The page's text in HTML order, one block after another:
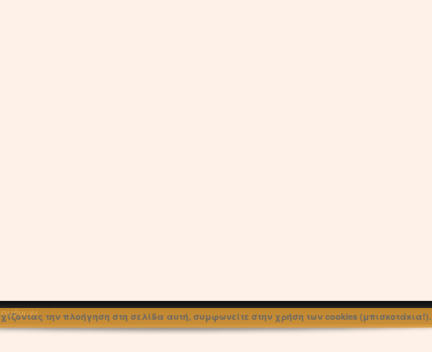
την πλοήγηση στη σελίδα αυτή, συμφωνείτε στην χρήση των cookies (μπισκοτάκια!).